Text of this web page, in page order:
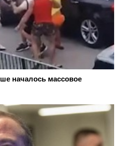
началось массовое